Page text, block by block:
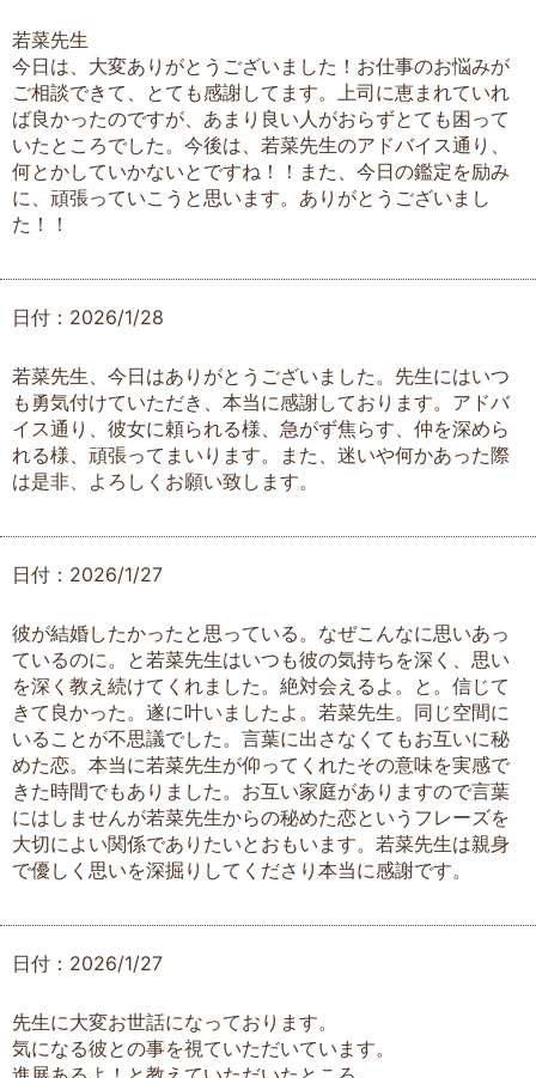
若菜先生
今日は、大変ありがとうございました！お仕事のお悩みが
ご相談できて、とても感謝してます。上司に恵まれていれ
ば良かったのですが、あまり良い人がおらずとても困って
いたところでした。今後は、若菜先生のアドバイス通り、
何とかしていかないとですね！！また、今日の鑑定を励み
に、頑張っていこうと思います。ありがとうございまし
た！！
日付：2026/1/28
若菜先生、今日はありがとうございました。先生にはいつ
も勇気付けていただき、本当に感謝しております。アドバ
イス通り、彼女に頼られる様、急がず焦らす、仲を深めら
れる様、頑張ってまいります。また、迷いや何かあった際
は是非、よろしくお願い致します。
日付：2026/1/27
彼が結婚したかったと思っている。なぜこんなに思いあっ
ているのに。と若菜先生はいつも彼の気持ちを深く、思い
を深く教え続けてくれました。絶対会えるよ。と。信じて
きて良かった。遂に叶いましたよ。若菜先生。同じ空間に
いることが不思議でした。言葉に出さなくてもお互いに秘
めた恋。本当に若菜先生が仰ってくれたその意味を実感で
きた時間でもありました。お互い家庭がありますので言葉
にはしませんが若菜先生からの秘めた恋というフレーズを
大切によい関係でありたいとおもいます。若菜先生は親身
で優しく思いを深掘りしてくださり本当に感謝です。
日付：2026/1/27
先生に大変お世話になっております。
気になる彼との事を視ていただいています。